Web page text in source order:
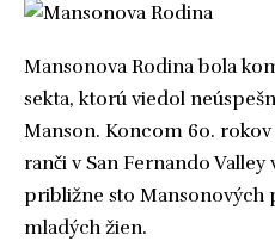
Mansonova Rodina bola
sekta, ktorú viedol
Manson. Koncom 60.
ranči v San Fernando Valley
približne sto Mansonových
mladých žien.